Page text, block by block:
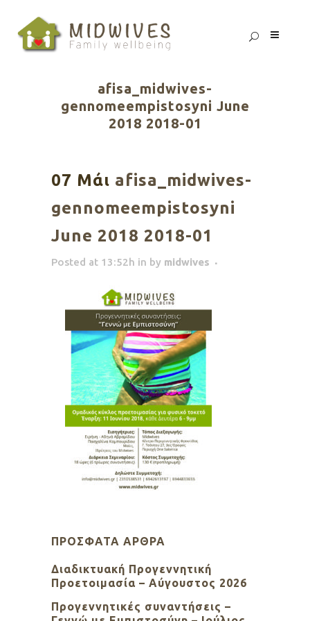
afisa_midwives-
gennomeempistosyni June
2018 2018-01
07 Μάι afisa_midwives-
gennomeempistosyni
June 2018 2018-01
Posted at 13:52h in by midwives
ΠΡΌΣΦΑΤΑ ΆΡΘΡΑ
Διαδικτυακή Προγεννητική
Προετοιμασία – Αύγουστος 2026
Προγεννητικές συναντήσεις –